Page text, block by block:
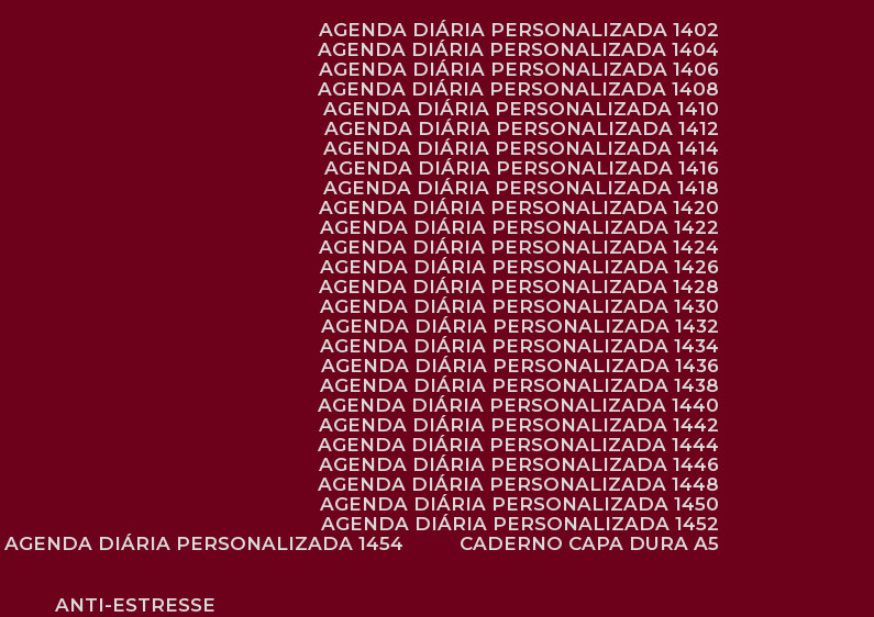
AGENDA DIÁRIA PERSONALIZADA 1402
AGENDA DIÁRIA PERSONALIZADA 1404
AGENDA DIÁRIA PERSONALIZADA 1406
AGENDA DIÁRIA PERSONALIZADA 1408
AGENDA DIÁRIA PERSONALIZADA 1410
AGENDA DIÁRIA PERSONALIZADA 1412
AGENDA DIÁRIA PERSONALIZADA 1414
AGENDA DIÁRIA PERSONALIZADA 1416
AGENDA DIÁRIA PERSONALIZADA 1418
AGENDA DIÁRIA PERSONALIZADA 1420
AGENDA DIÁRIA PERSONALIZADA 1422
AGENDA DIÁRIA PERSONALIZADA 1424
AGENDA DIÁRIA PERSONALIZADA 1426
AGENDA DIÁRIA PERSONALIZADA 1428
AGENDA DIÁRIA PERSONALIZADA 1430
AGENDA DIÁRIA PERSONALIZADA 1432
AGENDA DIÁRIA PERSONALIZADA 1434
AGENDA DIÁRIA PERSONALIZADA 1436
AGENDA DIÁRIA PERSONALIZADA 1438
AGENDA DIÁRIA PERSONALIZADA 1440
AGENDA DIÁRIA PERSONALIZADA 1442
AGENDA DIÁRIA PERSONALIZADA 1444
AGENDA DIÁRIA PERSONALIZADA 1446
AGENDA DIÁRIA PERSONALIZADA 1448
AGENDA DIÁRIA PERSONALIZADA 1450
AGENDA DIÁRIA PERSONALIZADA 1452
AGENDA DIÁRIA PERSONALIZADA 1454
CADERNO CAPA DURA A5
ANTI-ESTRESSE